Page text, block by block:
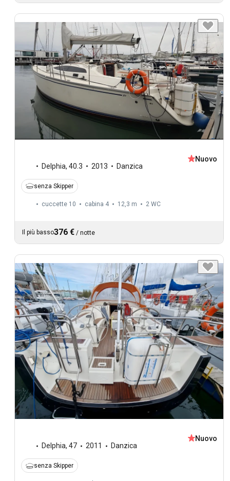
Delphia, 40.3 2013 Danzica
Nuovo
senza Skipper
cuccette 10 cabina 4 12,3 m 2 WC
Il più basso376 € / notte
Delphia, 47 2011 Danzica
Nuovo
senza Skipper